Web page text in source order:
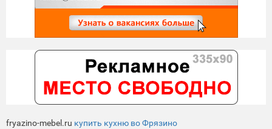
fryazino-mebel.ru купить кухню во Фрязино